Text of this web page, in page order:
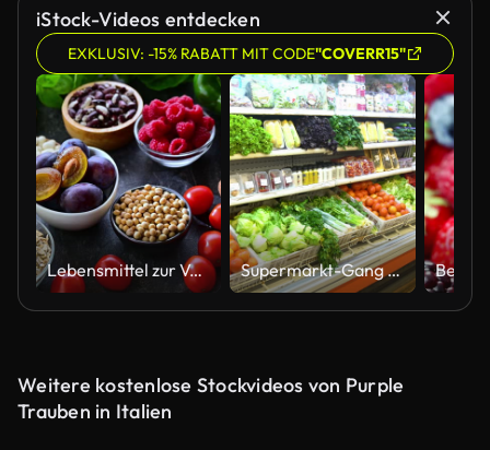
iStock-Videos entdecken
EXKLUSIV: -15% RABATT MIT CODE"COVERR15"
Lebensmittel zur Verbesserung der Verdauungsgesundheit Supermarkt-Gang für Produkte
Weitere kostenlose Stockvideos von Purple
Trauben in Italien